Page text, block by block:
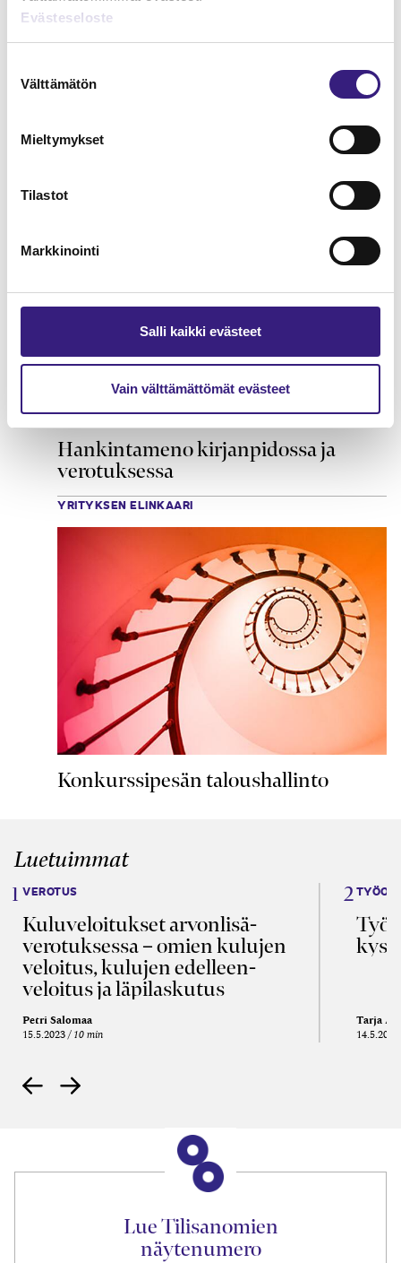
Evästeseloste
valinta
Välttämätön
Mieltymykset
Tilastot
Markkinointi
Salli kaikki evästeet
Vain välttämättömät evästeet
arvonlisäverotus
Hankintameno kirjanpidossa ja
verotuksessa
YRITYKSEN ELINKAARI
Konkurssipesän taloushallinto
Luetuimmat
VEROTUS
Kulu­veloitukset arvon­lisä­
verotuksessa – omien kulujen
veloitus, kulujen edelleen­
veloitus ja läpi­laskutus
Petri Salomaa
15.5.2023 10 min
Tarja
14.5.2021
Lue Tilisanomien
näytenumero